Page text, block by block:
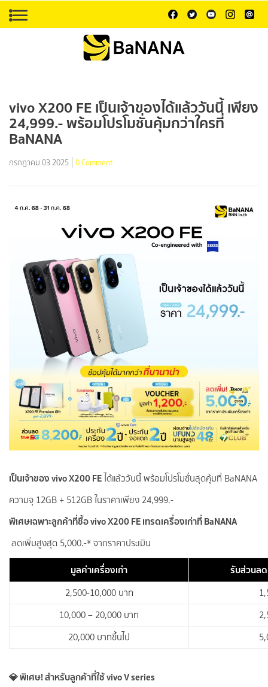
vivo X200 FE เป็นเจ้าของได้แล้ววันนี้ เพียง
24,999.- พร้อมโปรโมชั่นคุ้มกว่าใครที่
BaNANA
กรกฎาคม 03 2025 0 Comment
เป็นเจ้าของ vivo X200 FE ได้แล้ววันนี้ พร้อมโปรโมชั่นสุดคุ้มที่ BaNANA
ความจุ 12GB + 512GB ในราคาเพียง 24,999.-
พิเศษเฉพาะลูกค้าที่ซื้อ vivo X200 FE เทรดเครื่องเก่าที่ BaNANA
ลดเพิ่มสูงสุด 5,000.-*จากราคาประเมิน
มูลค่าเครื่องเก่า รับส่วนล
2,500-10,000 บาท
10,000 – 20,000 บาท
20,000 บาทขึ้นไป
💎 พิเศษ! สำหรับลูกค้าที่ใช้ vivo V series